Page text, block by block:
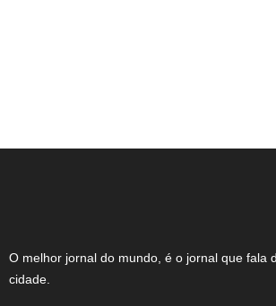
O melhor jornal do mundo, é o jornal que fala
cidade.